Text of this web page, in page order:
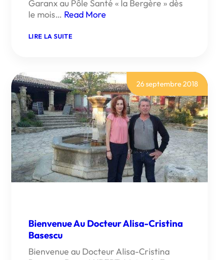
Garanx au Pôle Santé « la Bergère » dès
le mois… Read More
LIRE LA SUITE:
:
UN
NOUVEAU
MÉDECIN
DÈS
DÉCEMBRE
2020
26 septembre 2018
Bienvenue Au Docteur Alisa-Cristina
Basescu
Bienvenue au Docteur Alisa-Cristina